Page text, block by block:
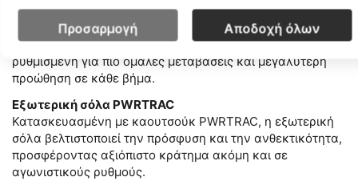
Νέα πλάκα από ανθρακονήματα με εγκοπές
Απολαύστε βελτιωμένη τεχνολογία SpeedRoll χάρη στη
νέα πλάκα από ανθρακονήματα με εγκοπές, ειδικά
ρυθμισμένη για πιο ομαλές μεταβάσεις και μεγαλύτερη
προώθηση σε κάθε βήμα.
Εξωτερική σόλα PWRTRAC
Κατασκευασμένη με καουτσούκ PWRTRAC, η εξωτερική
σόλα βελτιστοποιεί την πρόσφυση και την ανθεκτικότητα,
προσφέροντας αξιόπιστο κράτημα ακόμη και σε
αγωνιστικούς ρυθμούς.
Προσαρμογή Αποδοχή όλων